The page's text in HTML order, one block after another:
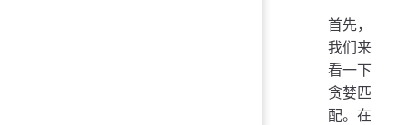
首先，
我们来
看一下
贪婪匹
配。在